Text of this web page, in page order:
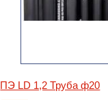
ПЭ LD 1,2 Труба ф20